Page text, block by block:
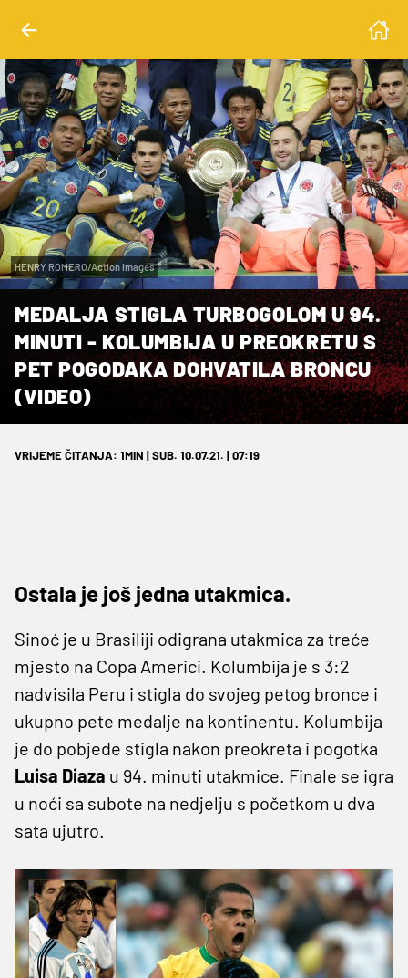
HENRY ROMERO/Action Images
MEDALJA STIGLA TURBOGOLOM U 94.
MINUTI - KOLUMBIJA U PREOKRETU S
PET POGODAKA DOHVATILA BRONCU
(VIDEO)
VRIJEME ČITANJA: 1MIN | SUB. 10.07.21. | 07:19
Ostala je još jedna utakmica.
Sinoć je u Brasiliji odigrana utakmica za treće
mjesto na Copa Americi. Kolumbija je s 3:2
nadvisila Peru i stigla do svojeg petog bronce i
ukupno pete medalje na kontinentu. Kolumbija
je do pobjede stigla nakon preokreta i pogotka
Luisa Diaza u 94. minuti utakmice. Finale se igra
u noći sa subote na nedjelju s početkom u dva
sata ujutro.